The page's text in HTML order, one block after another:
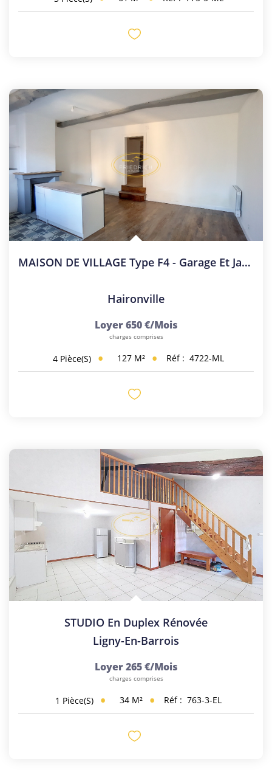
MAISON DE VILLAGE Type F4 - Garage Et Jardin
Haironville
Loyer 650 €/mois
charges comprises
4 Pièce(s) 127 M² Réf : 4722-ML
STUDIO En Duplex Rénovée
Ligny-En-Barrois
Loyer 265 €/mois
charges comprises
1 Pièce(s) 34 M² Réf : 763-3-EL